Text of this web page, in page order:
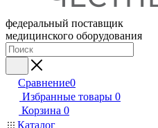
федеральный поставщик
медицинского оборудования
Сравнение0
Избранные товары 0
Корзина 0
Каталог